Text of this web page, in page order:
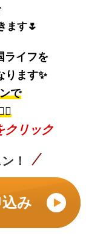
ます🌷
ライフを
ります✨
で
クリック
！
み